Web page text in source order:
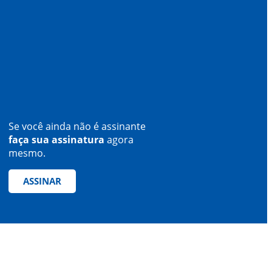
Se você ainda não é assinante
faça sua assinatura agora
mesmo.
ASSINAR